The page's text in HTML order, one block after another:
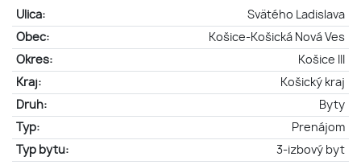
Ulica:
Svätého Ladislava
Obec:
Košice-Košická Nová Ves
Okres:
Košice III
Kraj:
Košický kraj
Druh:
Byty
Typ:
Prenájom
Typ bytu:
3-izbový byt